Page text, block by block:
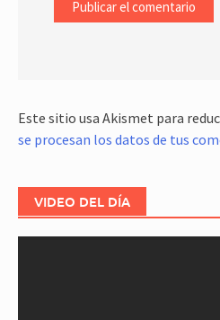
Este sitio usa Akismet para
se procesan los datos de tus
VIDEO DEL DÍA